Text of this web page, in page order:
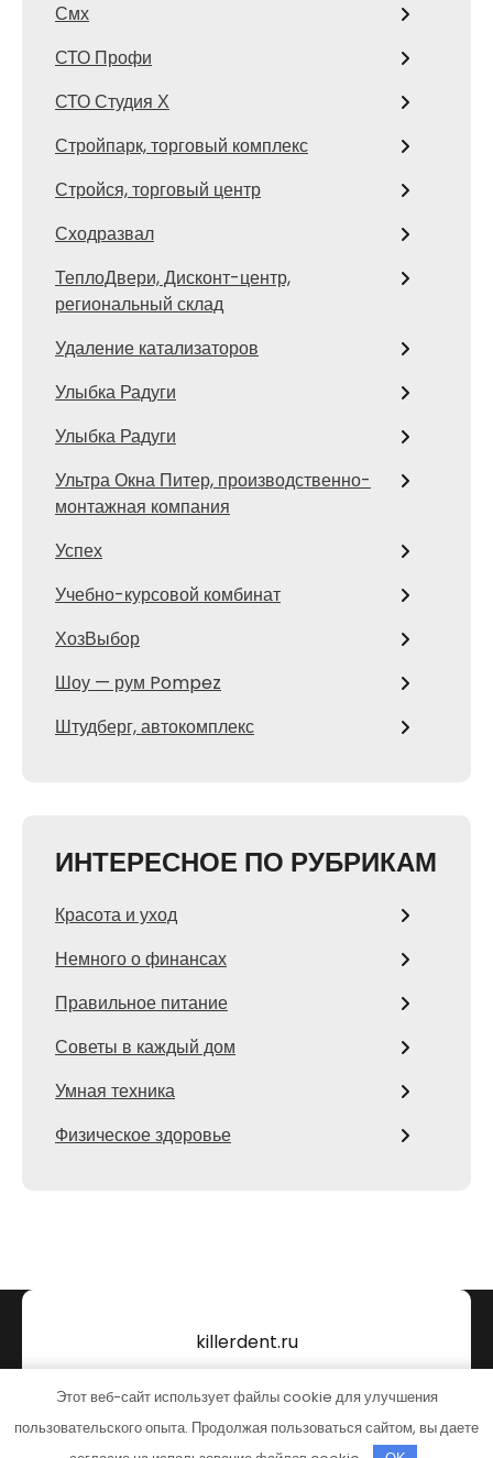
Смх
СТО Профи
СТО Студия Х
Стройпарк, торговый комплекс
Стройся, торговый центр
Сходразвал
ТеплоДвери, Дисконт-центр,
региональный склад
Удаление катализаторов
Улыбка Радуги
Улыбка Радуги
Ультра Окна Питер, производственно-
монтажная компания
Успех
Учебно-курсовой комбинат
ХозВыбор
Шоу — рум Pompez
Штудберг, автокомплекс
ИНТЕРЕСНОЕ ПО РУБРИКАМ
Красота и уход
Немного о финансах
Правильное питание
Советы в каждый дом
Умная техника
Физическое здоровье
killerdent.ru
Тема от Grace Themes
Этот веб-сайт использует файлы cookie для улучшения
пользовательского опыта. Продолжая пользоваться сайтом, вы даете